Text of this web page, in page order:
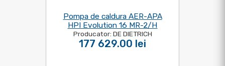
Pompa de caldura AER-APA
HPI Evolution 16 MR-2/H
Producator: DE DIETRICH
177 629.00 lei